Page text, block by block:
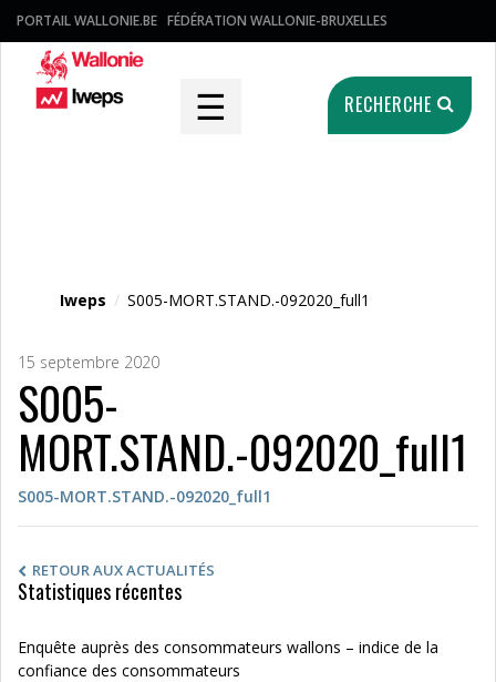
PORTAIL WALLONIE.BE FÉDÉRATION WALLONIE-BRUXELLES
☰ RECHERCHE
Iweps / S005-MORT.STAND.-092020_full1
15 septembre 2020
S005-
MORT.STAND.-092020_full1
S005-MORT.STAND.-092020_full1
RETOUR AUX ACTUALITÉS
Statistiques récentes
Enquête auprès des consommateurs wallons – indice de la
confiance des consommateurs